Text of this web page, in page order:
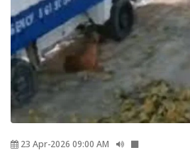
23 Apr-2026 09:00 AM